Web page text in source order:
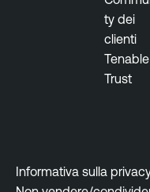
ty dei
clienti
Tenable
Trust
Informativa sulla